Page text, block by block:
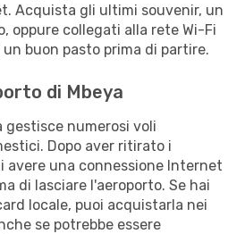
Acquista gli ultimi souvenir, un
oppure collegati alla rete Wi-Fi
buon pasto prima di partire.
di Mbeya
gestisce numerosi voli
Dopo aver ritirato i
avere una connessione Internet
di lasciare l'aeroporto. Se hai
locale, puoi acquistarla nei
se potrebbe essere